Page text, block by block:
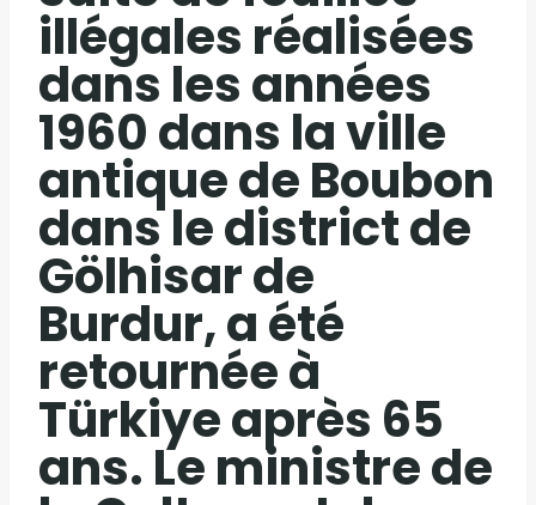
illégales réalisées
dans les années
1960 dans la ville
antique de Boubon
dans le district de
Gölhisar de
Burdur, a été
retournée à
Türkiye après 65
ans. Le ministre de